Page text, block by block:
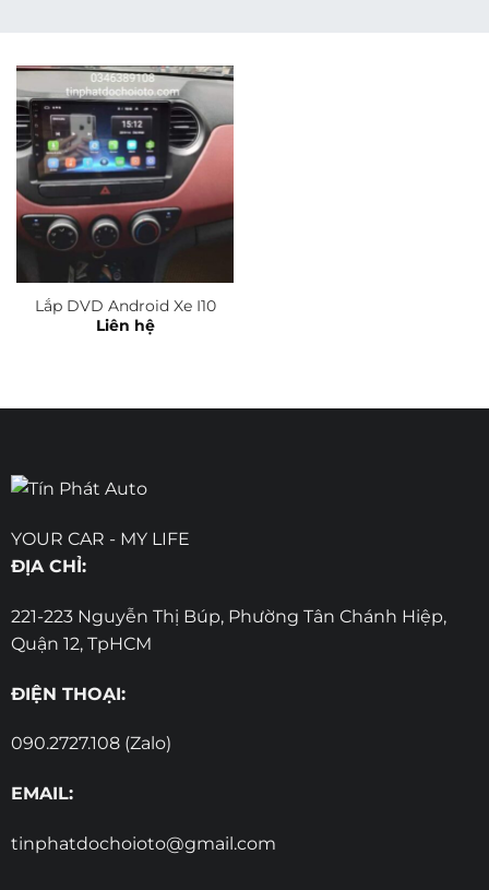
Lắp DVD Android Xe I10
Liên hệ
YOUR CAR - MY LIFE
ĐỊA CHỈ:
221-223 Nguyễn Thị Búp, Phường Tân Chánh Hiệp,
Quận 12, TpHCM
ĐIỆN THOẠI:
090.2727.108 (Zalo)
EMAIL:
tinphatdochoioto@gmail.com